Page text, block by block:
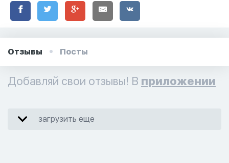
Отзывы Посты
Добавляй свои отзывы! В приложении
загрузить еще